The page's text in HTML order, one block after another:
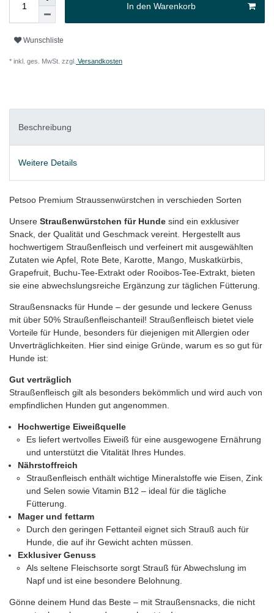
In den Warenkorb
Wunschliste
* inkl. ges. MwSt. zzgl. Versandkosten
Beschreibung
Weitere Details
Petsoo Premium Straussenwürstchen in verschieden Sorten
Unsere Straußenwürstchen für Hunde sind ein exklusiver
Snack, der Qualität und Geschmack vereint. Hergestellt aus
hochwertigem Straußenfleisch und verfeinert mit ausgewählten
Zutaten wie Apfel, Rote Bete, Karotte, Mango, Muskatkürbis,
Grapefruit, Buchu-Tee-Extrakt oder Rooibos-Tee-Extrakt, bieten
sie eine abwechslungsreiche Ergänzung zur täglichen Fütterung.
Straußensnacks für Hunde – der gesunde und leckere Genuss
mit über 50% Straußenfleischanteil! Straußenfleisch bietet viele
Vorteile für Hunde, besonders für diejenigen mit Allergien oder
Unverträglichkeiten. Hier sind einige Gründe, warum es so gut für
Hunde ist:
Gut verträglich
Straußenfleisch gilt als besonders bekömmlich und wird auch von
empfindlichen Hunden gut angenommen.
Hochwertige Eiweißquelle
Es liefert wertvolles Eiweiß für eine ausgewogene Ernährung
und unterstützt die Vitalität Ihres Hundes.
Nährstoffreich
Straußenfleisch enthält wichtige Mineralstoffe wie Eisen, Zink
und Selen sowie Vitamin B12 – ideal für die tägliche
Fütterung.
Mager und fettarm
Durch den geringen Fettanteil eignet sich Strauß auch für
Hunde, die auf ihr Gewicht achten müssen.
Exklusiver Genuss
Als seltene Fleischsorte sorgt Strauß für Abwechslung im
Napf und ist eine besondere Belohnung.
Gönne deinem Hund das Beste – mit Straußensnacks, die nicht